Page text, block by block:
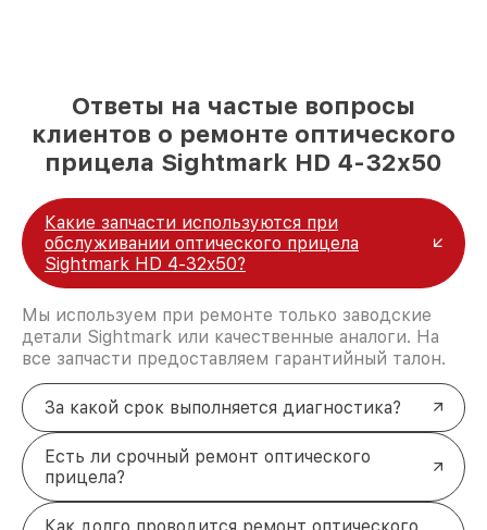
Ответы на частые вопросы
клиентов о ремонте оптического
прицела Sightmark HD 4-32x50
Какие запчасти используются при
обслуживании оптического прицела
Sightmark HD 4-32x50?
Мы используем при ремонте только заводские
детали Sightmark или качественные аналоги. На
все запчасти предоставляем гарантийный талон.
За какой срок выполняется диагностика?
Есть ли срочный ремонт оптического
прицела?